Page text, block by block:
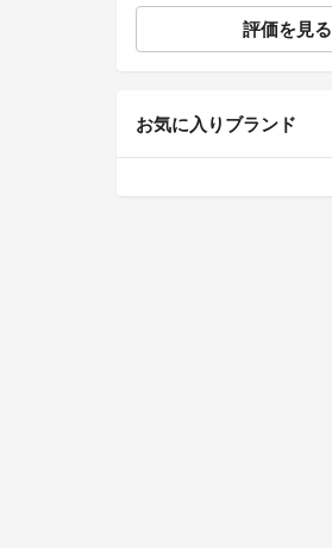
評価を見る
お気に入りブランド